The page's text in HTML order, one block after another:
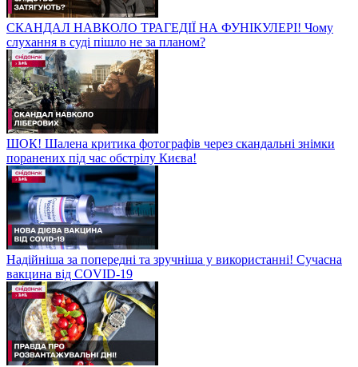
СКАНДАЛ НАВКОЛО ТРАГЕДІЇ НА ФУНІКУЛЕРІ! Чому
слухання в суді пішло не за планом?
ШОК! Шалена критика фотографів через скандальні знімки
поранених під час обстрілу Києва!
Надійніша за попередні та зручніша у використанні! Сучасна
вакцина від COVID-19